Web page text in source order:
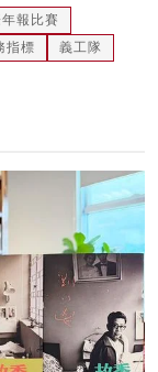
年報比賽
指標 義工隊